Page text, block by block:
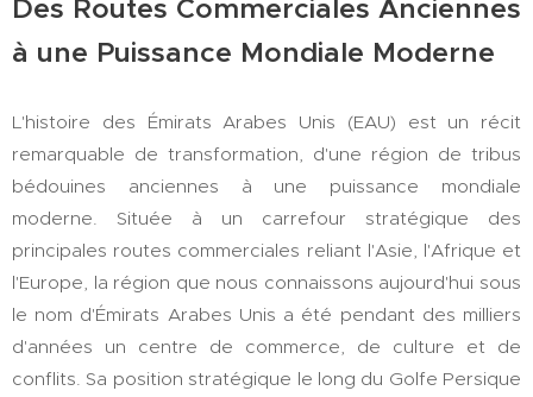
Des Routes Commerciales Anciennes
à une Puissance Mondiale Moderne
L'histoire des Émirats Arabes Unis (EAU) est un récit
remarquable de transformation, d'une région de tribus
bédouines anciennes à une puissance mondiale
moderne. Située à un carrefour stratégique des
principales routes commerciales reliant l'Asie, l'Afrique et
l'Europe, la région que nous connaissons aujourd'hui sous
le nom d'Émirats Arabes Unis a été pendant des milliers
d'années un centre de commerce, de culture et de
conflits. Sa position stratégique le long du Golfe Persique